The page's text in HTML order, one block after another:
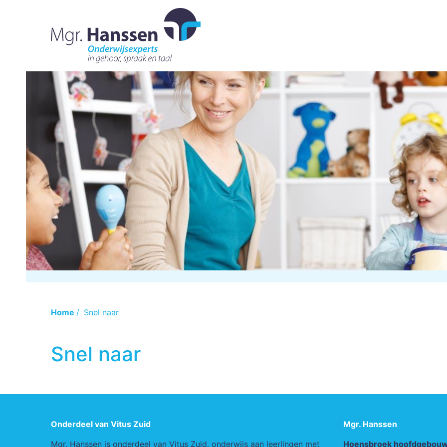
Home / Snel naar
Snel naar
Onderdeel van Vitus Zuid
Mgr. Hanssen is onderdeel van Vitus Zuid, onderwijs aan leerlingen met
Mgr. Hanssen
Hoensbroek